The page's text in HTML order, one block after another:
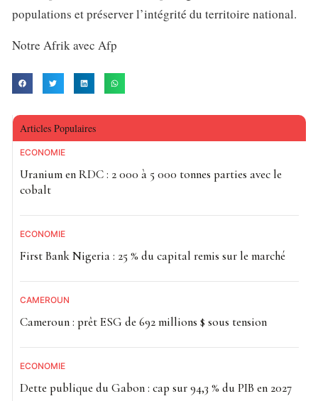
populations et préserver l’intégrité du territoire national.
Notre Afrik avec Afp
Articles Populaires
ECONOMIE
Uranium en RDC : 2 000 à 5 000 tonnes parties avec le
cobalt
ECONOMIE
First Bank Nigeria : 25 % du capital remis sur le marché
CAMEROUN
Cameroun : prêt ESG de 692 millions $ sous tension
ECONOMIE
Dette publique du Gabon : cap sur 94,3 % du PIB en 2027